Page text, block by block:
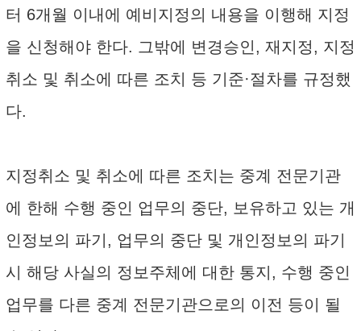
터 6개월 이내에 예비지정의 내용을 이행해 지정
을 신청해야 한다. 그밖에 변경승인, 재지정, 지정
취소 및 취소에 따른 조치 등 기준·절차를 규정했
다.
지정취소 및 취소에 따른 조치는 중계 전문기관
에 한해 수행 중인 업무의 중단, 보유하고 있는 개
인정보의 파기, 업무의 중단 및 개인정보의 파기
시 해당 사실의 정보주체에 대한 통지, 수행 중인
업무를 다른 중계 전문기관으로의 이전 등이 될